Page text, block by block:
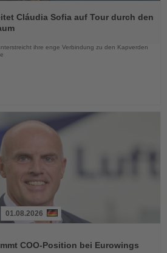
Cláudia Sofia auf Tour durch den
ihre enge Verbindung zu den Kapverden
01.08.2026
COO-Position bei Eurowings